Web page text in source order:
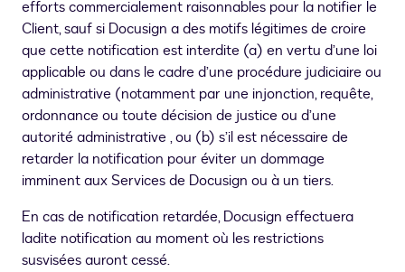
efforts commercialement raisonnables pour la notifier le
Client, sauf si Docusign a des motifs légitimes de croire
que cette notification est interdite (a) en vertu d’une loi
applicable ou dans le cadre d’une procédure judiciaire ou
administrative (notamment par une injonction, requête,
ordonnance ou toute décision de justice ou d’une
autorité administrative , ou (b) s’il est nécessaire de
retarder la notification pour éviter un dommage
imminent aux Services de Docusign ou à un tiers.
En cas de notification retardée, Docusign effectuera
ladite notification au moment où les restrictions
susvisées auront cessé.